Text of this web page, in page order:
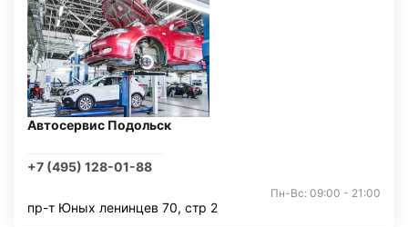
Автосервис Подольск
+7 (495) 128-01-88
Пн-Вс: 09:00 - 21:00
пр-т Юных ленинцев 70, стр 2